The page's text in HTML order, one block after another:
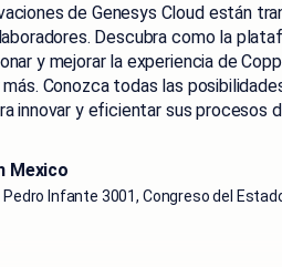
de Genesys Cloud están
Descubra como la
y mejorar la experiencia de
Conozca todas las
innovar y eficientar sus procesos
Mexico
Infante 3001, Congreso del